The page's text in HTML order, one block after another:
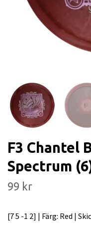
F3 Chantel
Spectrum
99 kr
[7 5 -1 2] | Färg: Red |